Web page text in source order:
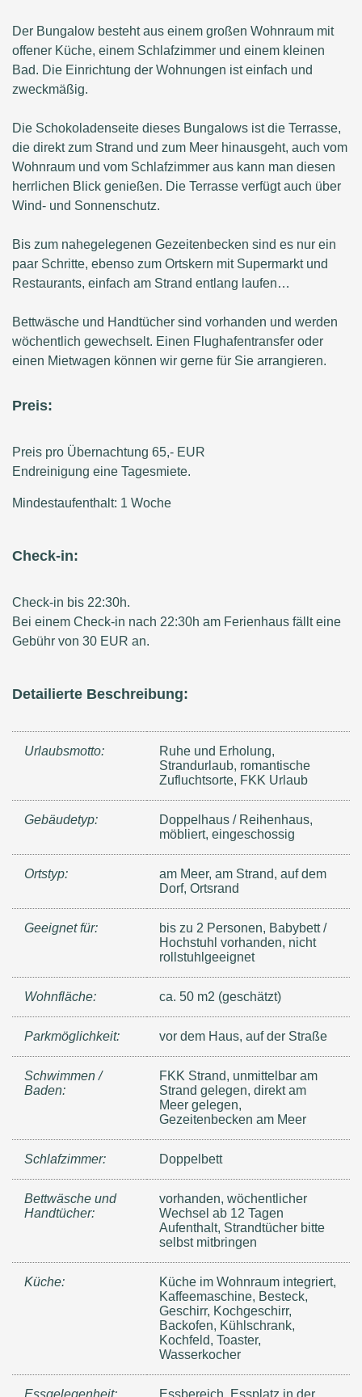
Der Bungalow besteht aus einem großen Wohnraum mit
offener Küche, einem Schlafzimmer und einem kleinen
Bad. Die Einrichtung der Wohnungen ist einfach und
zweckmäßig.
Die Schokoladenseite dieses Bungalows ist die Terrasse,
die direkt zum Strand und zum Meer hinausgeht, auch vom
Wohnraum und vom Schlafzimmer aus kann man diesen
herrlichen Blick genießen. Die Terrasse verfügt auch über
Wind- und Sonnenschutz.
Bis zum nahegelegenen Gezeitenbecken sind es nur ein
paar Schritte, ebenso zum Ortskern mit Supermarkt und
Restaurants, einfach am Strand entlang laufen…
Bettwäsche und Handtücher sind vorhanden und werden
wöchentlich gewechselt. Einen Flughafentransfer oder
einen Mietwagen können wir gerne für Sie arrangieren.
Preis:
Preis pro Übernachtung 65,- EUR
Endreinigung eine Tagesmiete.
Mindestaufenthalt: 1 Woche
Check-in:
Check-in bis 22:30h.
Bei einem Check-in nach 22:30h am Ferienhaus fällt eine
Gebühr von 30 EUR an.
Detailierte Beschreibung:
Urlaubsmotto:
Ruhe und Erholung,
Strandurlaub, romantische
Zufluchtsorte, FKK Urlaub
Gebäudetyp:
Doppelhaus / Reihenhaus,
möbliert, eingeschossig
Ortstyp:
am Meer, am Strand, auf dem
Dorf, Ortsrand
Geeignet für:
bis zu 2 Personen, Babybett /
Hochstuhl vorhanden, nicht
rollstuhlgeeignet
Wohnfläche: ca. 50 m2 (geschätzt)
Parkmöglichkeit: vor dem Haus, auf der Straße
Schwimmen /
Baden:
FKK Strand, unmittelbar am
Strand gelegen, direkt am
Meer gelegen,
Gezeitenbecken am Meer
Schlafzimmer: Doppelbett
Bettwäsche und
Handtücher:
vorhanden, wöchentlicher
Wechsel ab 12 Tagen
Aufenthalt, Strandtücher bitte
selbst mitbringen
Küche:
Küche im Wohnraum integriert,
Kaffeemaschine, Besteck,
Geschirr, Kochgeschirr,
Backofen, Kühlschrank,
Kochfeld, Toaster,
Wasserkocher
Essgelegenheit: Essbereich, Essplatz in der